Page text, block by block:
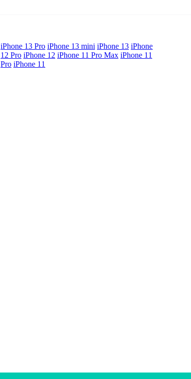
iPhone 13 Pro iPhone 13 mini iPhone 13 iPhone
12 Pro iPhone 12 iPhone 11 Pro Max iPhone 11
Pro iPhone 11